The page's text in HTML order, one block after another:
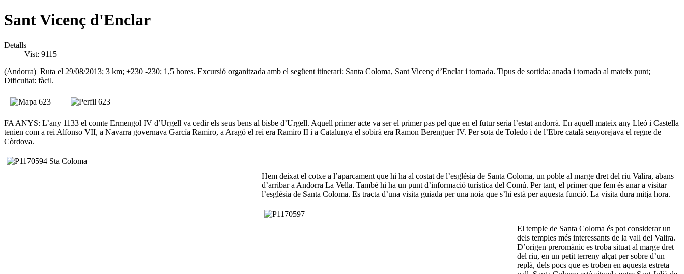
Sant Vicenç d'Enclar
Detalls
Vist: 9115
(Andorra) Ruta el 29/08/2013; 3 km; +230 -230; 1,5 hores. Excursió organitzada amb el següent itinerari: Santa Coloma, Sant Vicenç d’Enclar i tornada. Tipus de sortida: anada i tornada al mateix punt;
Dificultat: fàcil.
FA ANYS: L’any 1133 el comte Ermengol IV d’Urgell va cedir els seus bens al bisbe d’Urgell. Aquell primer acte va ser el primer pas pel que en el futur seria l’estat andorrà. En aquell mateix any Lleó i Castella
tenien com a rei Alfonso VII, a Navarra governava García Ramiro, a Aragó el rei era Ramiro II i a Catalunya el sobirà era Ramon Berenguer IV. Per sota de Toledo i de l’Ebre català senyorejava el regne de
Còrdova.
Hem deixat el cotxe a l’aparcament que hi ha al costat de l’església de Santa Coloma, un poble al marge dret del riu Valira, abans
d’arribar a Andorra La Vella. També hi ha un punt d’informació turística del Comú. Per tant, el primer que fem és anar a visitar
l’església de Santa Coloma. Es tracta d’una visita guiada per una noia que s’hi està per aquesta funció. La visita dura mitja hora.
El temple de Santa Coloma és pot considerar un
dels temples més interessants de la vall del Valira.
D’origen preromànic es troba situat al marge dret
del riu, en un petit terreny alçat per sobre d’un
replà, dels pocs que es troben en aquesta estreta